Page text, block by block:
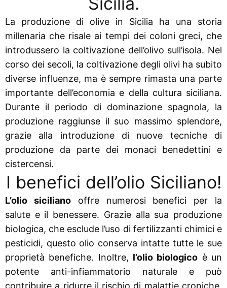
La produzione di olive in Sicilia ha una storia
millenaria che risale ai tempi dei coloni greci, che
introdussero la coltivazione dell’olivo sull’isola. Nel
corso dei secoli, la coltivazione degli olivi ha subito
diverse influenze, ma è sempre rimasta una parte
importante dell’economia e della cultura siciliana.
Durante il periodo di dominazione spagnola, la
produzione raggiunse il suo massimo splendore,
grazie alla introduzione di nuove tecniche di
produzione da parte dei monaci benedettini e
cistercensi.
I benefici dell’olio Siciliano!
L’olio sicilianooffre numerosi benefici per la
salute e il benessere. Grazie alla sua produzione
biologica, che esclude l’uso di fertilizzanti chimici e
pesticidi, questo olio conserva intatte tutte le sue
proprietà benefiche. Inoltre, l’olio biologico è un
potente anti-infiammatorio naturale e può
contribuire a ridurre il rischio di malattie croniche,